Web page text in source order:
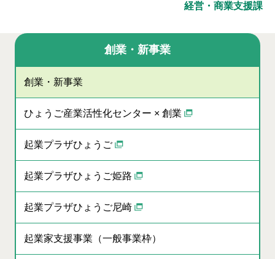
経営・商業支援課
創業・新事業
創業・新事業
ひょうご産業活性化センター × 創業
起業プラザひょうご
起業プラザひょうご姫路
起業プラザひょうご尼崎
起業家支援事業（一般事業枠）